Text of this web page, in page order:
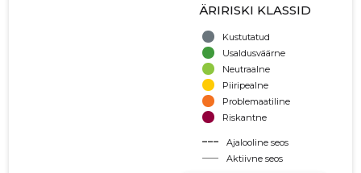
ÄRIRISKI KLASSID
Kustutatud
Usaldusväärne
Neutraalne
Piiripealne
Problemaatiline
Riskantne
Ajalooline seos
Aktiivne seos